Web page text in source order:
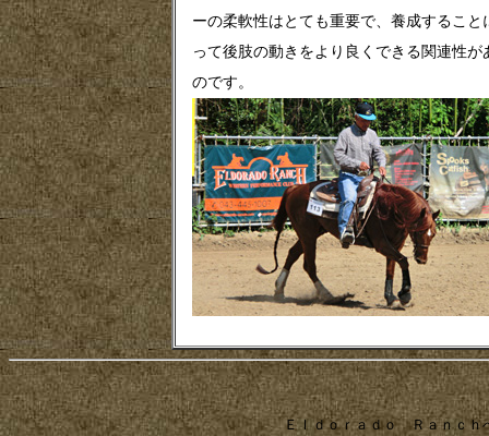
ーの柔軟性はとても重要で、養成すること
って後肢の動きをより良くできる関連性が
のです。
Ｅｌｄｏｒａｄｏ Ｒａｎｃｈ